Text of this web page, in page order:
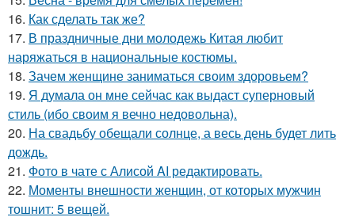
16. Как сделать так же?
17. В праздничные дни молодежь Китая любит
наряжаться в национальные костюмы.
18. Зачем женщине заниматься своим здоровьем?
19. Я думала он мне сейчас как выдаст суперновый
стиль (ибо своим я вечно недовольна).
20. На свадьбу обещали солнце, а весь день будет лить
дождь.
21. Фото в чате с Алисой AI редактировать.
22. Моменты внешности женщин, от которых мужчин
тошнит: 5 вещей.